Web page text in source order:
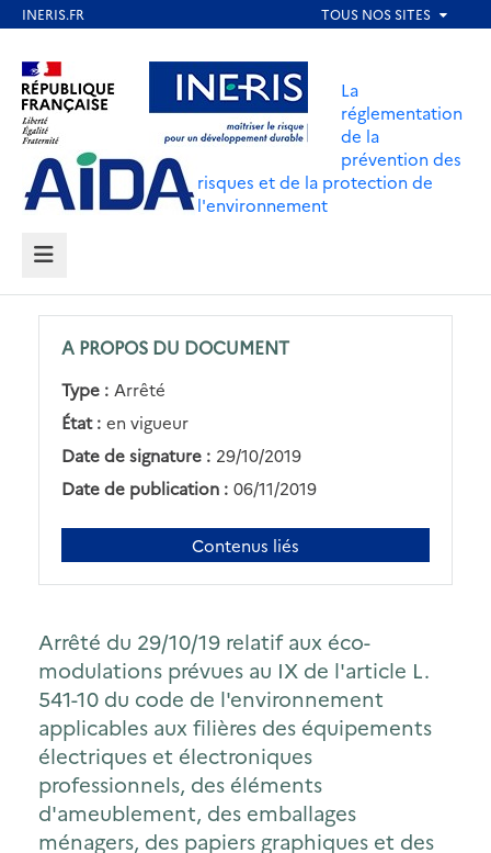
contenu
principal
Aller au contenu Aller au menu
Aller au pied de page
La
réglementation
de la
prévention des
risques et de la protection de
l'environnement
MENU
A PROPOS DU DOCUMENT
Type : Arrêté
État : en vigueur
Date de signature : 29/10/2019
Date de publication : 06/11/2019
Contenus liés
Arrêté du 29/10/19 relatif aux éco-
modulations prévues au IX de l'article L.
541-10 du code de l'environnement
applicables aux filières des équipements
électriques et électroniques
professionnels, des éléments
d'ameublement, des emballages
ménagers, des papiers graphiques et des